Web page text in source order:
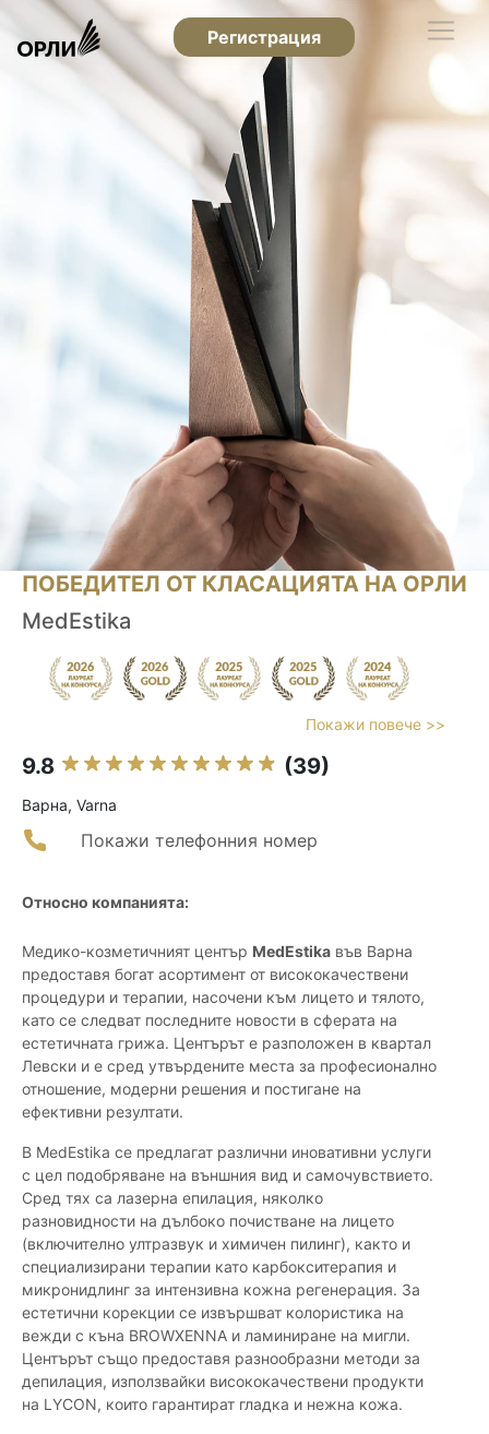
Регистрация
ПОБЕДИТЕЛ ОТ КЛАСАЦИЯТА НА ОРЛИ
MedEstika
Покажи повече >>
9.8 (39)
Варна, Varna
Покажи телефонния номер
Относно компанията:
Медико-козметичният център MedEstika във Варна
предоставя богат асортимент от висококачествени
процедури и терапии, насочени към лицето и тялото,
като се следват последните новости в сферата на
естетичната грижа. Центърът е разположен в квартал
Левски и е сред утвърдените места за професионално
отношение, модерни решения и постигане на
ефективни резултати.
В MedEstika се предлагат различни иновативни услуги
с цел подобряване на външния вид и самочувствието.
Сред тях са лазерна епилация, няколко
разновидности на дълбоко почистване на лицето
(включително ултразвук и химичен пилинг), както и
специализирани терапии като карбокситерапия и
микронидлинг за интензивна кожна регенерация. За
естетични корекции се извършват колористика на
вежди с къна BROWXENNA и ламиниране на мигли.
Центърът също предоставя разнообразни методи за
депилация, използвайки висококачествени продукти
на LYCON, които гарантират гладка и нежна кожа.